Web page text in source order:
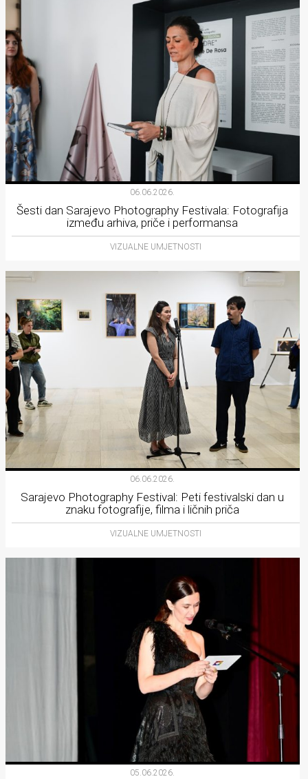
06.06.2026.
Šesti dan Sarajevo Photography Festivala: Fotografija
između arhiva, priče i performansa
VIZUALNE UMJETNOSTI
06.06.2026.
Sarajevo Photography Festival: Peti festivalski dan u
znaku fotografije, filma i ličnih priča
VIZUALNE UMJETNOSTI
05.06.2026.